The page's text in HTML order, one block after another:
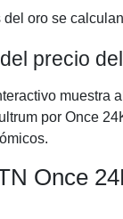
del oro se
precio
muestra
por Once
Once